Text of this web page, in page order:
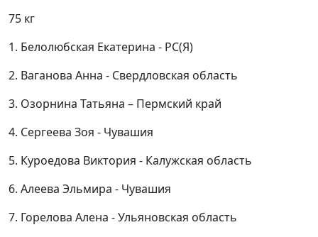
75 кг
1. Белолюбская Екатерина - РС(Я)
2. Ваганова Анна - Свердловская область
3. Озорнина Татьяна – Пермский край
4. Сергеева Зоя - Чувашия
5. Куроедова Виктория - Калужская область
6. Алеева Эльмира - Чувашия
7. Горелова Алена - Ульяновская область